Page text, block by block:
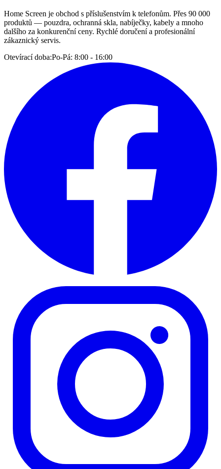
Home Screen je obchod s příslušenstvím k telefonům. Přes 90 000
produktů — pouzdra, ochranná skla, nabíječky, kabely a mnoho
dalšího za konkurenční ceny. Rychlé doručení a profesionální
zákaznický servis.
Otevírací doba:Po-Pá: 8:00 - 16:00